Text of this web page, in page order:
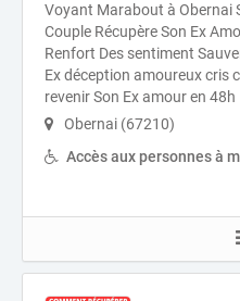
Voyant Marabout à Obernai
Couple Récupère Son Ex
Renfort Des sentiment
Ex déception amoureux cris
revenir Son Ex amour en 48h
Obernai (67210)
Accès aux personnes à